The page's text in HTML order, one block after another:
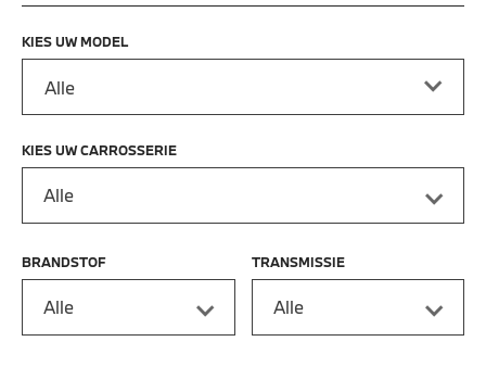
KIES UW MODEL
KIES UW CARROSSERIE
Alle
BRANDSTOF
Alle
TRANSMISSIE
Alle